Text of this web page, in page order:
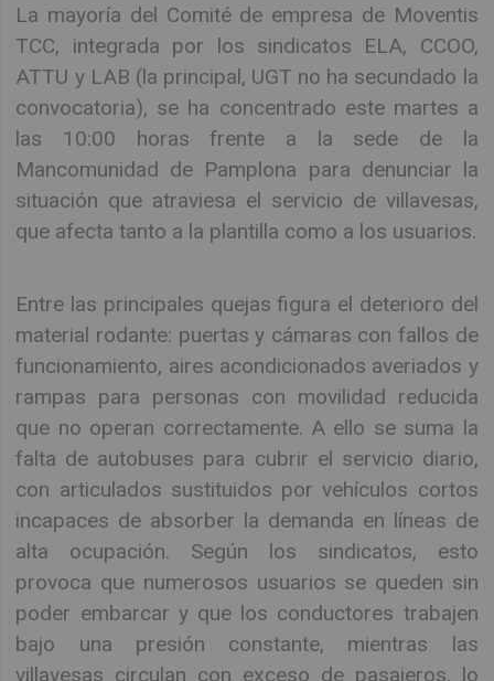
La mayoría del Comité de empresa de Moventis
TCC, integrada por los sindicatos ELA, CCOO,
ATTU y LAB (la principal, UGT no ha secundado la
convocatoria), se ha concentrado este martes a
las 10:00 horas frente a la sede de la
Mancomunidad de Pamplona para denunciar la
situación que atraviesa el servicio de villavesas,
que afecta tanto a la plantilla como a los usuarios.
Entre las principales quejas figura el deterioro del
material rodante: puertas y cámaras con fallos de
funcionamiento, aires acondicionados averiados y
rampas para personas con movilidad reducida
que no operan correctamente. A ello se suma la
falta de autobuses para cubrir el servicio diario,
con articulados sustituidos por vehículos cortos
incapaces de absorber la demanda en líneas de
alta ocupación. Según los sindicatos, esto
provoca que numerosos usuarios se queden sin
poder embarcar y que los conductores trabajen
bajo una presión constante, mientras las
villavesas circulan con exceso de pasajeros, lo